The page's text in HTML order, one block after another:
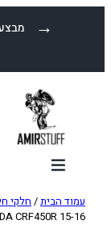
מבצע →
עמוד הבית/ חלקי
CRF450R 15-16